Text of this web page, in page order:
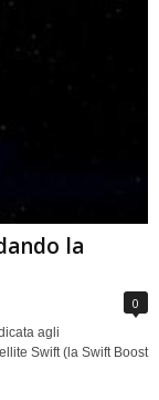
la
0
agli
Swift (la Swift Boost